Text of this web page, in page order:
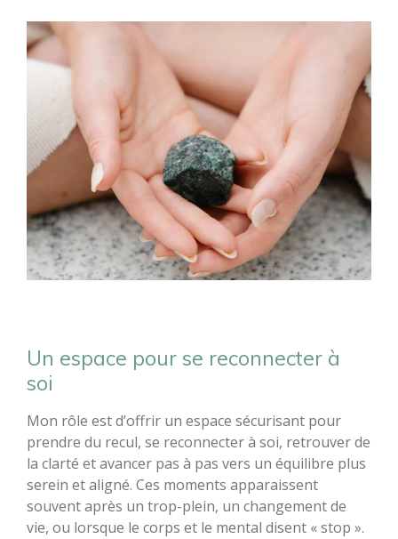
Un espace pour se reconnecter à
soi
Mon rôle est d’offrir un espace sécurisant pour
prendre du recul, se reconnecter à soi, retrouver de
la clarté et avancer pas à pas vers un équilibre plus
serein et aligné. Ces moments apparaissent
souvent après un trop-plein, un changement de
vie, ou lorsque le corps et le mental disent « stop ».